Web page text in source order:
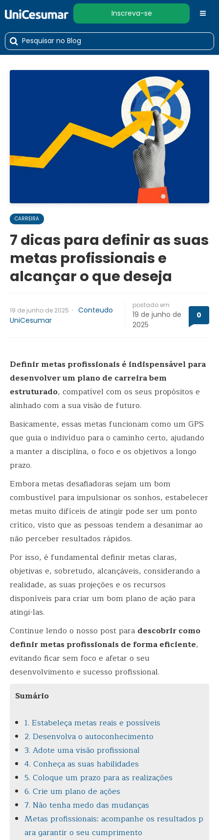
Inscreva-se
CARREIRA
7 dicas para definir as suas
metas profissionais e
alcançar o que deseja
19 de junho de 2025 · Conteudo
UniCesumar
postado em
19 de junho de
2025
0
Definir metas profissionais é indispensável para
desenvolver um plano de carreira bem
estruturado, compatível com os seus propósitos e
alinhado com a sua visão de futuro.
Basicamente, essas metas funcionam como um GPS
que guia o indivíduo para o caminho certo, ajudando
a manter a disciplina, o foco e os objetivos a longo
prazo.
Embora metas desafiadoras sejam um bom
combustível para impulsionar os sonhos, estabelecer
metas muito difíceis de atingir pode ser um ponto
crítico, visto que as pessoas tendem a desanimar ao
não perceber resultados rápidos.
Por isso, é fundamental definir metas claras,
objetivas e, sobretudo, alcançáveis, considerando a
realidade, as suas projeções e os recursos
disponíveis para criar um bom plano de ação para
atingi-las.
Continue lendo o nosso post para descobrir como
definir metas profissionais de forma eficiente,
evitando ficar sem foco e afetar o seu
desenvolvimento e sucesso profissional.
Sumário
1. Estabeleça metas reais e possíveis
2. Desenvolva o autoconhecimento
3. Adote uma visão profissional
4. Conheça as suas habilidades
5. Coloque um prazo para as realizações
6. Crie um plano de ações
7. Não tenha medo das mudanças
Metas profissionais: acompanhe os resultados p
ara garantir o seu cumprimento